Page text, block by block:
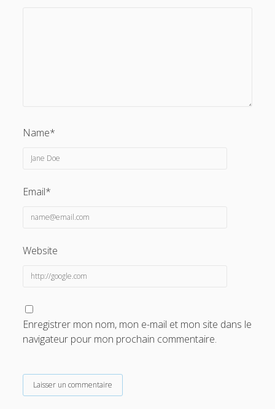
Name*
Email*
Website
Enregistrer mon nom, mon e-mail et mon site dans le
navigateur pour mon prochain commentaire.